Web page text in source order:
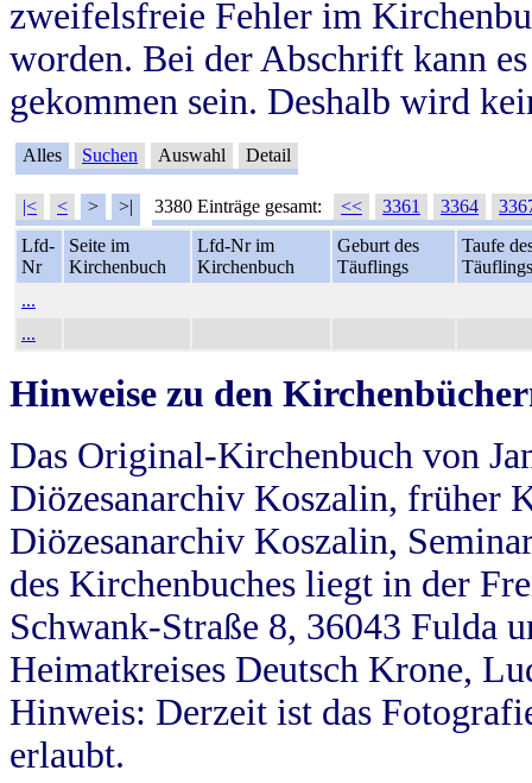
zweifelsfreie Fehler im
worden. Bei der Abschrift kann
gekommen sein. Deshalb wird
Alles Suchen Auswahl Detail
|< < > >| 3380 Einträge gesamt: << 3361 3364
Lfd-
Nr
Seite im
Kirchenbuch
Lfd-Nr im
Kirchenbuch
Geburt des
Täuflings
Taufe
Täuflings
...
...
Hinweise zu den
Das Original-Kirchenbuch von
Diözesanarchiv Koszalin, früher
Diözesanarchiv Koszalin,
des Kirchenbuches liegt in der
Schwank-Straße 8, 36043 Fulda
Heimatkreises Deutsch Krone,
Hinweis: Derzeit ist das
erlaubt.